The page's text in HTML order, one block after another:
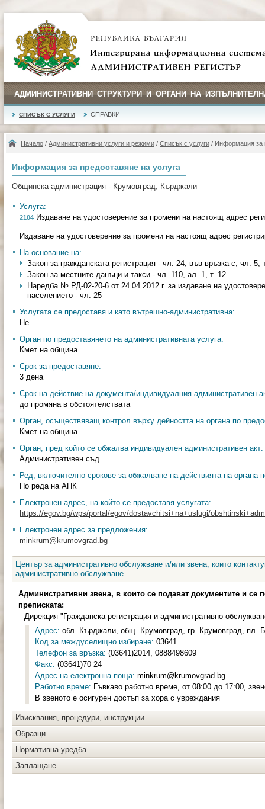
АДМИНИСТРАТИВНИ СТРУКТУРИ И ОРГАНИ НА
СПИСЪК С УСЛУГИ СПРАВКИ
Начало / Административни услуги и режими / Списък с услуги / Информация за
Информация за предоставяне на услуга
Общинска администрация - Крумовград, Кърджали
Услуга:
2104 Издаване на удостоверение за промени на настоящ адрес
Издаване на удостоверение за промени на настоящ адрес
На основание на:
Закон за гражданската регистрация - чл. 24, във връзка с; чл.
Закон за местните данъци и такси - чл. 110, ал. 1, т. 12
Наредба № РД-02-20-6 от 24.04.2012 г. за издаване на
населението - чл. 25
Услугата се предоставя и като вътрешно-административна:
Не
Орган по предоставянето на административната услуга:
Кмет на община
Срок за предоставяне:
3 дена
Срок на действие на документа/индивидуалния административен
до промяна в обстоятелствата
Орган, осъществяващ контрол върху дейността на органа по
Кмет на община
Орган, пред който се обжалва индивидуален административен акт:
Административен съд
Ред, включително срокове за обжалване на действията на органа
По реда на АПК
Електронен адрес, на който се предоставя услугата:
https://egov.bg/wps/portal/egov/dostavchitsi+na+uslugi/
Електронен адрес за предложения:
minkrum@krumovgrad.bg
Център за административно обслужване и/или звена, които
административно обслужване
Административни звена, в които се подават документите и се
преписката:
Дирекция "Гражданска регистрация и административно
Адрес: обл. Кърджали, общ. Крумовград, гр. Крумовград, пл
Код за междуселищно избиране: 03641
Телефон за връзка: (03641)2014, 0888498609
Факс: (03641)70 24
Адрес на електронна поща: minkrum@krumovgrad.bg
Работно време: Гъвкаво работно време, от 08:00 до 17:00,
В звеното е осигурен достъп за хора с увреждания
Изисквания, процедури, инструкции
Образци
Нормативна уредба
Заплащане